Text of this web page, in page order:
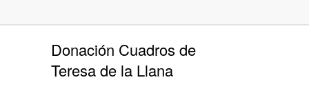
Donación Cuadros de
Teresa de la Llana